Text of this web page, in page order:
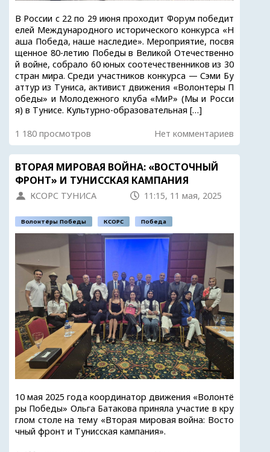
В России с 22 по 29 июня проходит Форум победит
елей Международного исторического конкурса «Н
аша Победа, наше наследие». Мероприятие, посвя
щенное 80-летию Победы в Великой Отечественно
й войне, собрало 60 юных соотечественников из 30
стран мира. Среди участников конкурса — Сэми Бу
аттур из Туниса, активист движения «Волонтеры П
обеды» и Молодежного клуба «МиР» (Мы и Росси
я) в Тунисе. Культурно-образовательная […]
1 180 просмотров Нет комментариев
ВТОРАЯ МИРОВАЯ ВОЙНА: «ВОСТОЧНЫЙ
ФРОНТ» И ТУНИССКАЯ КАМПАНИЯ
КСОРС ТУНИСА 11:15, 11 мая, 2025
Волонтёры Победы КСОРС Победа
10 мая 2025 года координатор движения «Волонтё
ры Победы» Ольга Батакова приняла участие в кру
глом столе на тему «Вторая мировая война: Восто
чный фронт и Тунисская кампания».